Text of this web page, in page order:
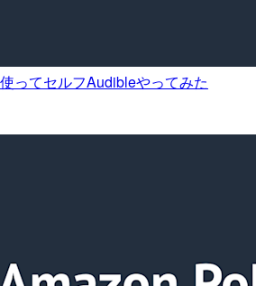
ってセルフAudibleやってみた